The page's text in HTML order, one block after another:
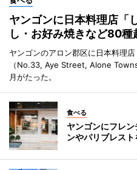
ヤンゴンに日本料理店
し・お好み焼きなど80種
ヤンゴンのアロン郡区に日本料理
（No.33, Aye Street, Alone
月がたった。
食べる
ヤンゴンにフレ
ンやパリブレスト